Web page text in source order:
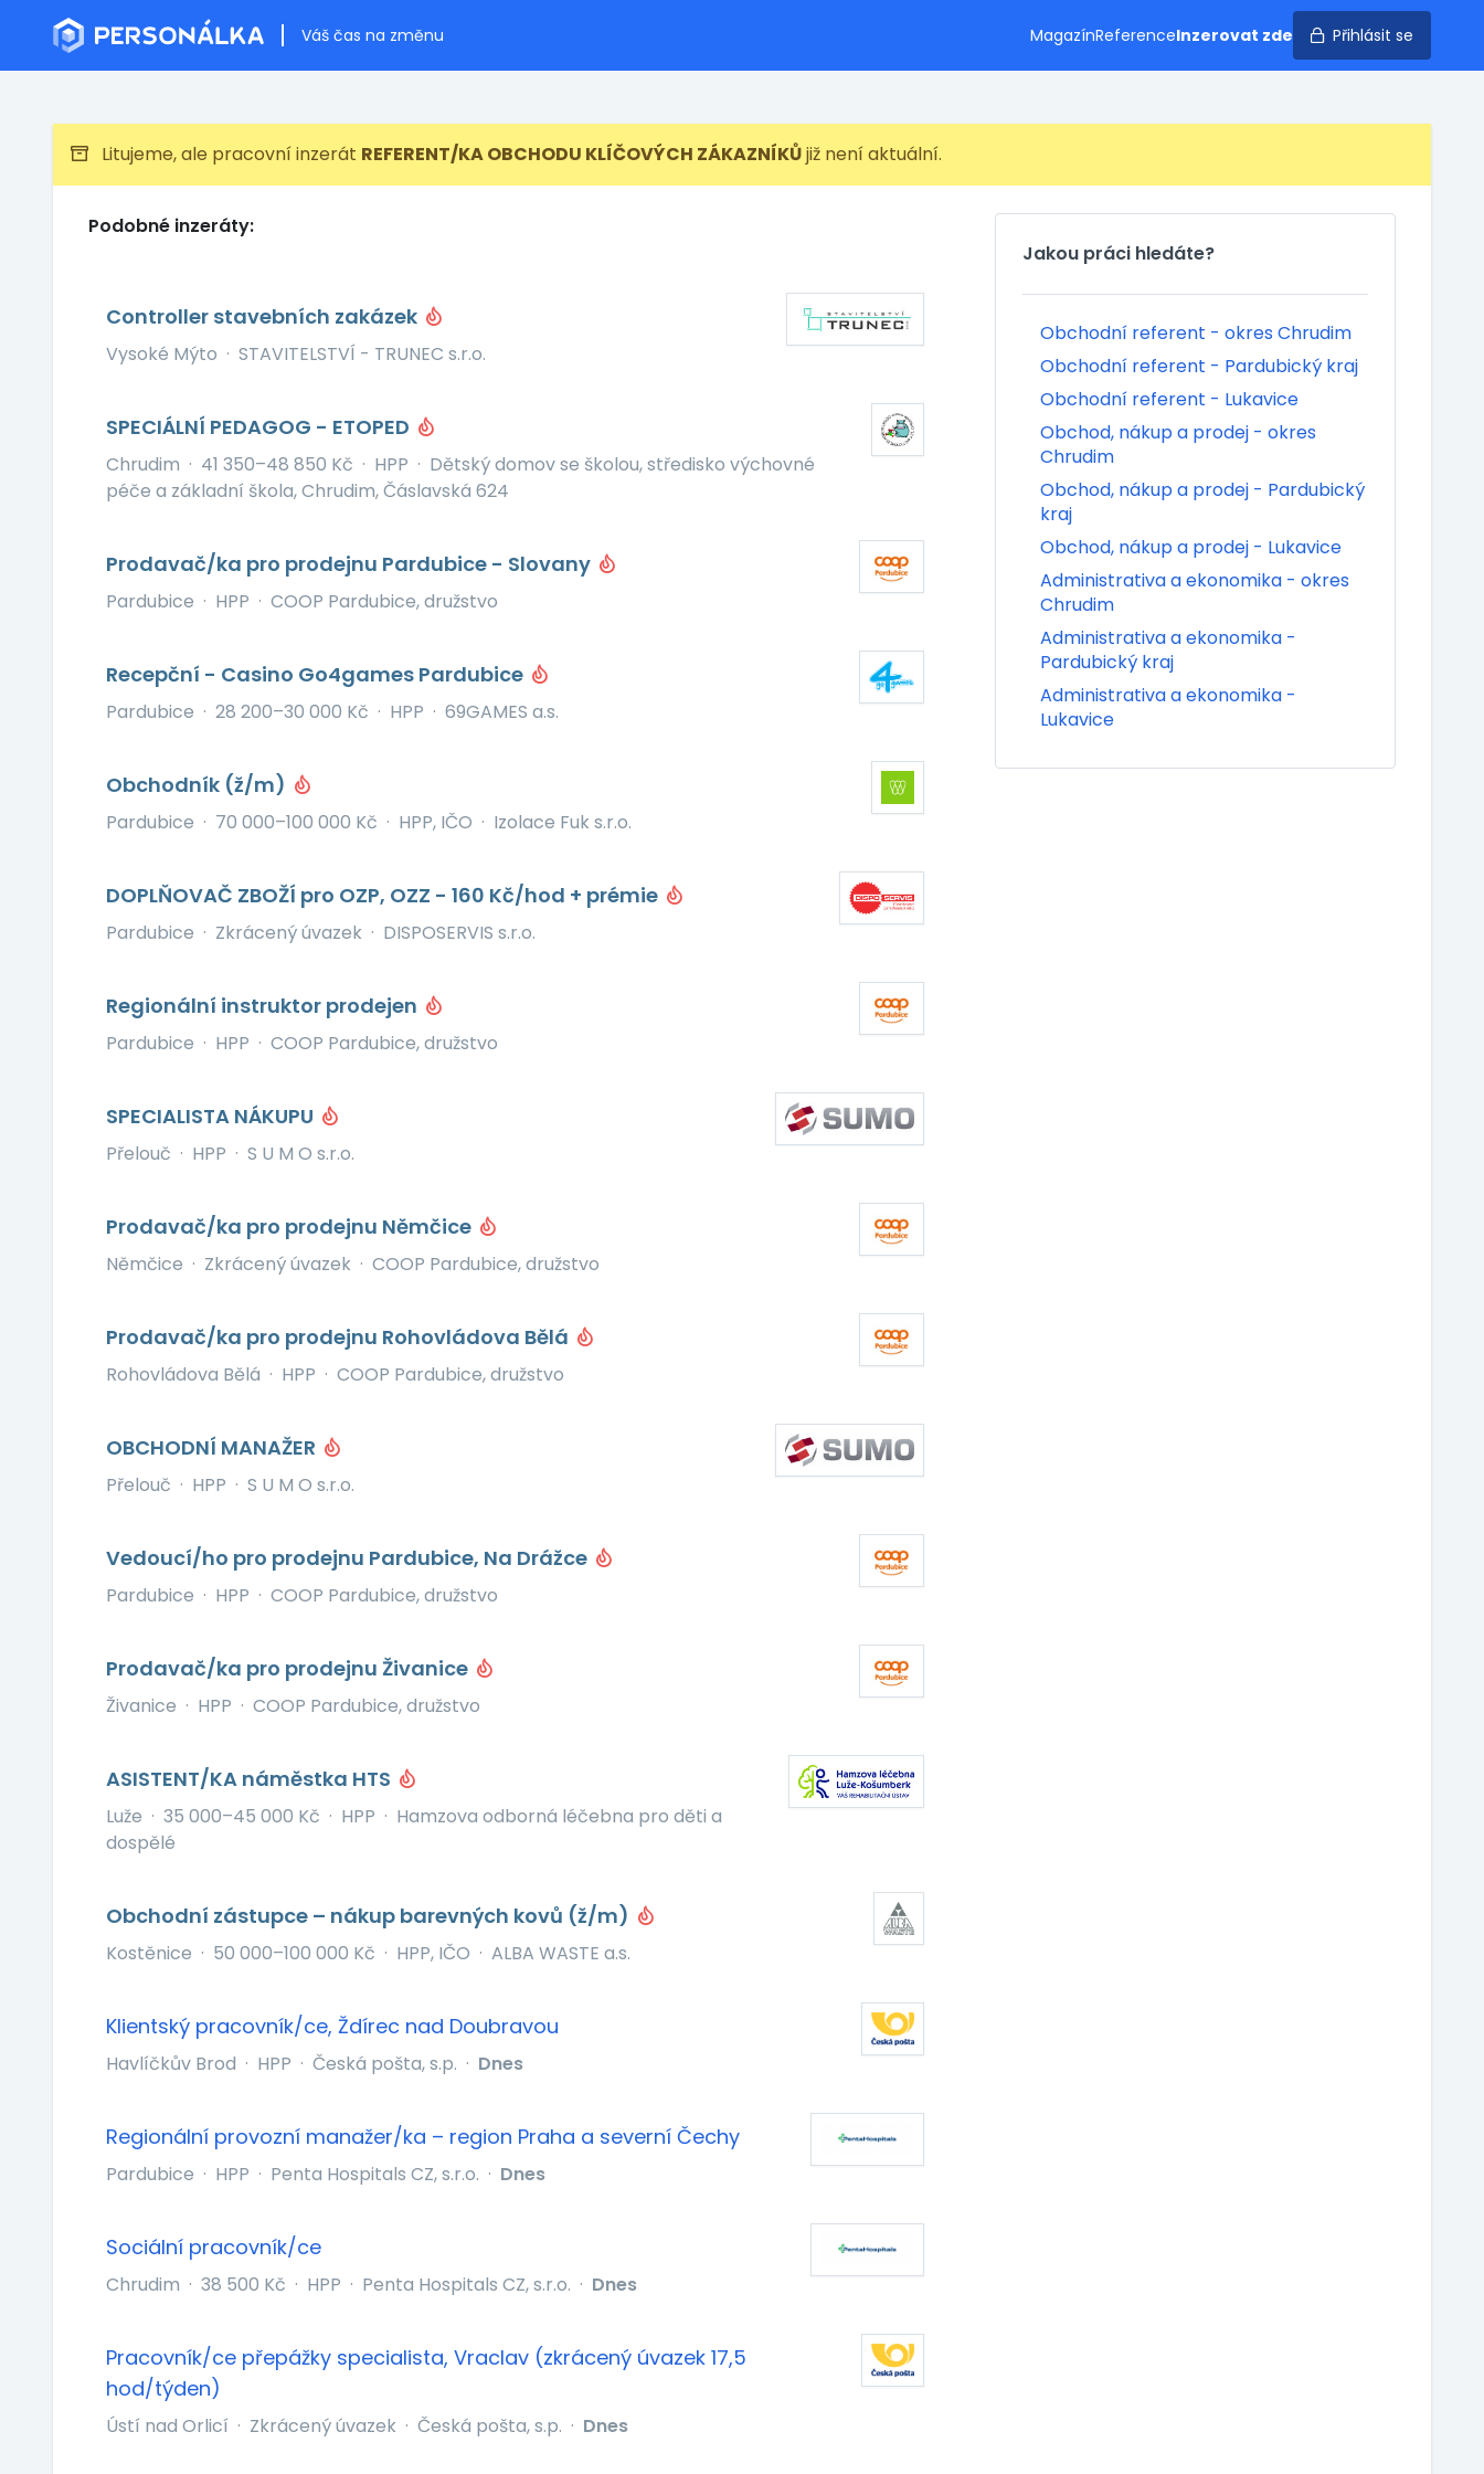
Váš čas na změnu MagazínReferenceInzerovat zde Přihlásit se
Litujeme, ale pracovní inzerát REFERENT/KA OBCHODU KLÍČOVÝCH ZÁKAZNÍKŮjiž není aktuální.
Podobné inzeráty:
Controller stavebních zakázek
Vysoké Mýto · STAVITELSTVÍ - TRUNEC s.r.o.
SPECIÁLNÍ PEDAGOG - ETOPED
Chrudim · 41 350–48 850 Kč · HPP · Dětský domov se školou, středisko výchovné
péče a základní škola, Chrudim, Čáslavská 624
Prodavač/ka pro prodejnu Pardubice - Slovany
Pardubice · HPP · COOP Pardubice, družstvo
Recepční - Casino Go4games Pardubice
Pardubice · 28 200–30 000 Kč · HPP · 69GAMES a.s.
Obchodník (ž/m)
Pardubice · 70 000–100 000 Kč · HPP, IČO · Izolace Fuk s.r.o.
DOPLŇOVAČ ZBOŽÍ pro OZP, OZZ - 160 Kč/hod + prémie
Pardubice · Zkrácený úvazek · DISPOSERVIS s.r.o.
Regionální instruktor prodejen
Pardubice · HPP · COOP Pardubice, družstvo
SPECIALISTA NÁKUPU
Přelouč · HPP · S U M O s.r.o.
Prodavač/ka pro prodejnu Němčice
Němčice · Zkrácený úvazek · COOP Pardubice, družstvo
Prodavač/ka pro prodejnu Rohovládova Bělá
Rohovládova Bělá · HPP · COOP Pardubice, družstvo
OBCHODNÍ MANAŽER
Přelouč · HPP · S U M O s.r.o.
Vedoucí/ho pro prodejnu Pardubice, Na Drážce
Pardubice · HPP · COOP Pardubice, družstvo
Prodavač/ka pro prodejnu Živanice
Živanice · HPP · COOP Pardubice, družstvo
ASISTENT/KA náměstka HTS
Luže · 35 000–45 000 Kč · HPP · Hamzova odborná léčebna pro děti a
dospělé
Obchodní zástupce – nákup barevných kovů (ž/m)
Kostěnice · 50 000–100 000 Kč · HPP, IČO · ALBA WASTE a.s.
Klientský pracovník/ce, Ždírec nad Doubravou
Havlíčkův Brod · HPP · Česká pošta, s.p. · Dnes
Regionální provozní manažer/ka – region Praha a severní Čechy
Pardubice · HPP · Penta Hospitals CZ, s.r.o. · Dnes
Sociální pracovník/ce
Chrudim · 38 500 Kč · HPP · Penta Hospitals CZ, s.r.o. · Dnes
Pracovník/ce přepážky specialista, Vraclav (zkrácený úvazek 17,5
hod/týden)
Ústí nad Orlicí · Zkrácený úvazek · Česká pošta, s.p. · Dnes
Jakou práci hledáte?
Obchodní referent - okres Chrudim
Obchodní referent - Pardubický kraj
Obchodní referent - Lukavice
Obchod, nákup a prodej - okres
Chrudim
Obchod, nákup a prodej - Pardubický
kraj
Obchod, nákup a prodej - Lukavice
Administrativa a ekonomika - okres
Chrudim
Administrativa a ekonomika -
Pardubický kraj
Administrativa a ekonomika -
Lukavice